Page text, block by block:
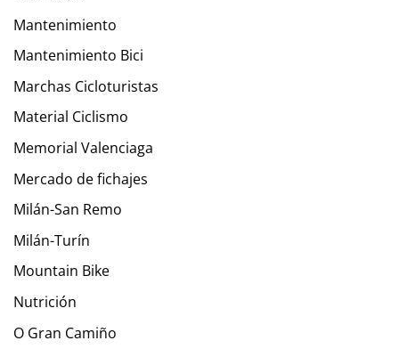
Mantenimiento
Mantenimiento Bici
Marchas Cicloturistas
Material Ciclismo
Memorial Valenciaga
Mercado de fichajes
Milán-San Remo
Milán-Turín
Mountain Bike
Nutrición
O Gran Camiño